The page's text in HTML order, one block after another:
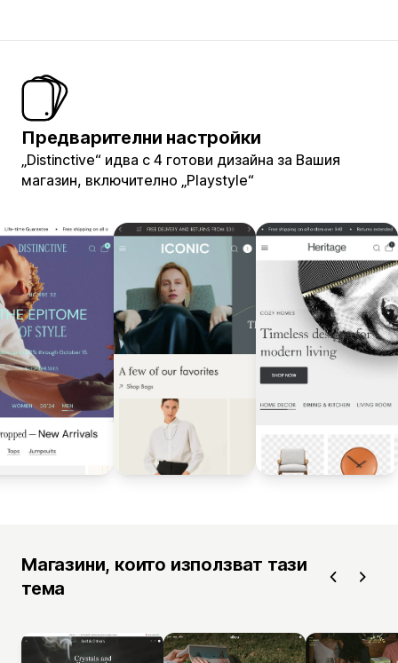
Предварителни настройки
„Distinctive“ идва с 4 готови дизайна за Вашия
магазин, включително „Playstyle“
Магазини, които използват тази
тема